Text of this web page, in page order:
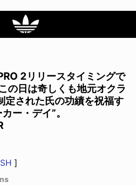
2リリースタイミングで
の日は奇しくも地元オクラ
定された氏の功績を祝福す
ー・デイ”。
]